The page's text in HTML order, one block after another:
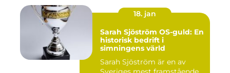
18. jan
Sarah Sjöström OS-guld: En
historisk bedrift i
simningens värld
Sarah Sjöström är en av